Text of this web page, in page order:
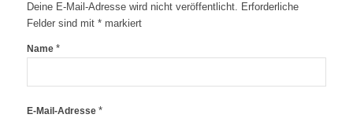
Deine E-Mail-Adresse wird nicht veröffentlicht. Erforderliche
Felder sind mit *markiert
Name *
E-Mail-Adresse *